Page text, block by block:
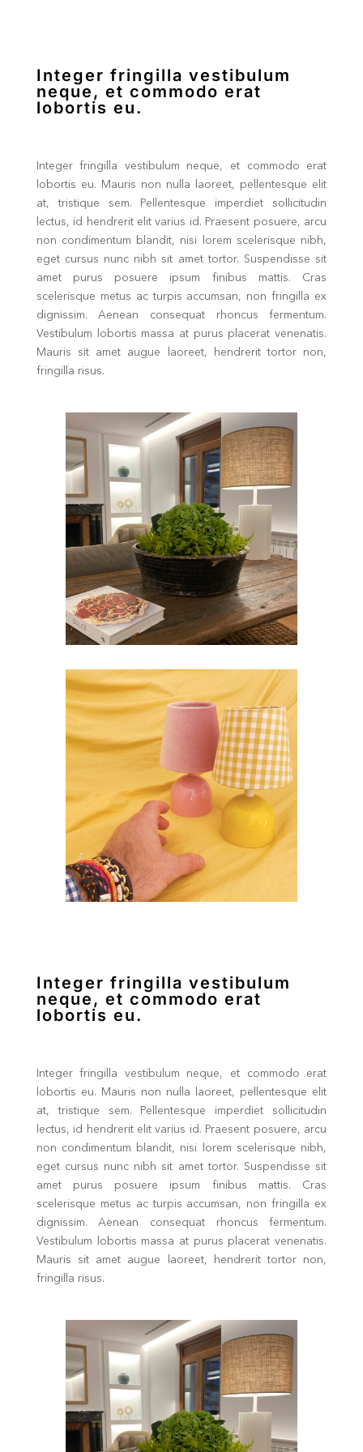
Integer fringilla vestibulum
neque, et commodo erat
lobortis eu.
Integer fringilla vestibulum neque, et commodo erat
lobortis eu. Mauris non nulla laoreet, pellentesque elit
at, tristique sem. Pellentesque imperdiet sollicitudin
lectus, id hendrerit elit varius id. Praesent posuere, arcu
non condimentum blandit, nisi lorem scelerisque nibh,
eget cursus nunc nibh sit amet tortor. Suspendisse sit
amet purus posuere ipsum finibus mattis. Cras
scelerisque metus ac turpis accumsan, non fringilla ex
dignissim. Aenean consequat rhoncus fermentum.
Vestibulum lobortis massa at purus placerat venenatis.
Mauris sit amet augue laoreet, hendrerit tortor non,
fringilla risus.
Integer fringilla vestibulum
neque, et commodo erat
lobortis eu.
Integer fringilla vestibulum neque, et commodo erat
lobortis eu. Mauris non nulla laoreet, pellentesque elit
at, tristique sem. Pellentesque imperdiet sollicitudin
lectus, id hendrerit elit varius id. Praesent posuere, arcu
non condimentum blandit, nisi lorem scelerisque nibh,
eget cursus nunc nibh sit amet tortor. Suspendisse sit
amet purus posuere ipsum finibus mattis. Cras
scelerisque metus ac turpis accumsan, non fringilla ex
dignissim. Aenean consequat rhoncus fermentum.
Vestibulum lobortis massa at purus placerat venenatis.
Mauris sit amet augue laoreet, hendrerit tortor non,
fringilla risus.